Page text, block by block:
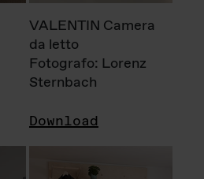
VALENTIN Camera
da letto
Fotografo: Lorenz
Sternbach
Download